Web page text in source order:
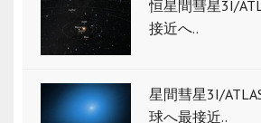
恒星間彗星3I/
接近へ..
星間彗星3I/
球へ最接近..